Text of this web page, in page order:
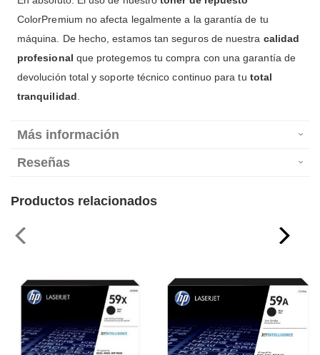
ColorPremium no afecta legalmente a la garantía de tu
máquina. De hecho, estamos tan seguros de nuestra calidad
profesional que protegemos tu compra con una garantía de
devolución total y soporte técnico continuo para tu total
tranquilidad
Más información
Reseñas
Productos relacionados